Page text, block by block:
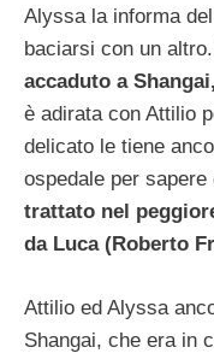
Alyssa la informa
baciarsi con un altro.
accaduto a
è adirata con Attilio
delicato le tiene
ospedale per
trattato nel
da Luca (Roberto
Attilio ed Alyssa
Shangai, che era in